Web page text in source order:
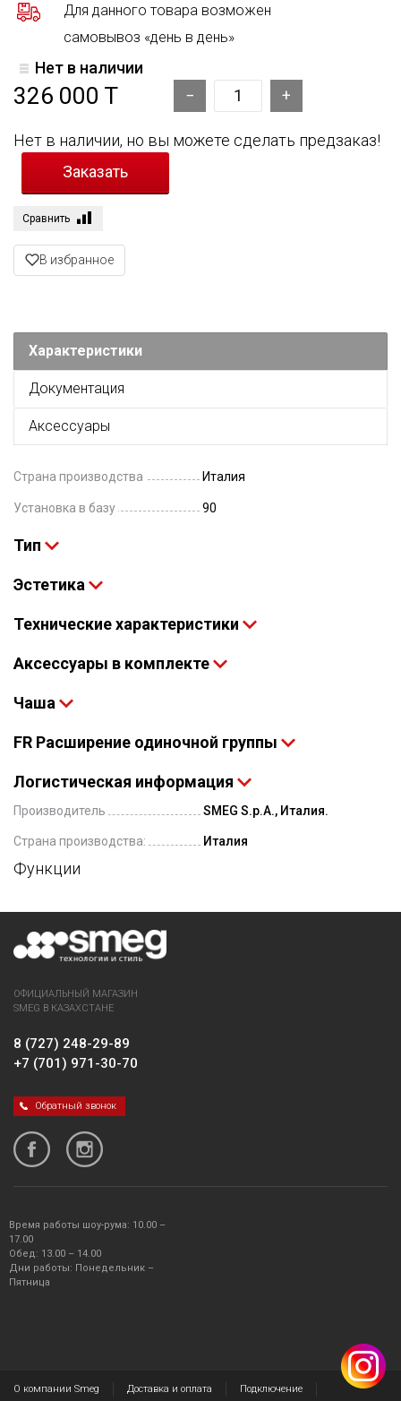
Для данного товара возможен
самовывоз «день в день»
Нет в наличии
326 000 T
Нет в наличии, но вы можете сделать предзаказ!
Сравнить
В избранное
Характеристики
Документация
Аксессуары
Страна производства Италия
Установка в базу 90
Тип
Эстетика
Технические характеристики
Аксессуары в комплекте
Чаша
FR Расширение одиночной группы
Логистическая информация
Производитель SMEG S.p.A., Италия.
Страна производства: Италия
Функции
ОФИЦИАЛЬНЫЙ МАГАЗИН
SMEG В КАЗАХСТАНЕ
8 (727) 248-29-89
+7 (701) 971-30-70
Обратный звонок
Время работы шоу-рума: 10.00 –
17.00
Обед: 13.00 – 14.00
Дни работы: Понедельник –
Пятница
О компании Smeg Доставка и оплата Подключение